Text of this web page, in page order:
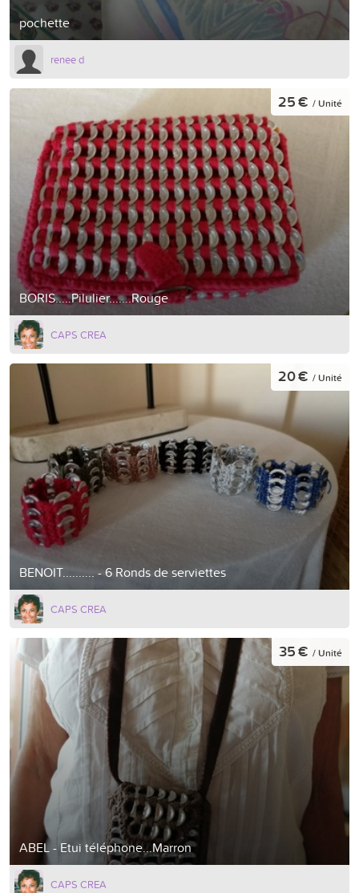
pochette
renee d
BORIS.....¨Pilulier.......Rouge
25 € / Unité
CAPS CREA
BENOIT.......... - 6 Ronds de serviettes
20 € / Unité
CAPS CREA
ABEL - Etui téléphone...Marron
35 € / Unité
CAPS CREA